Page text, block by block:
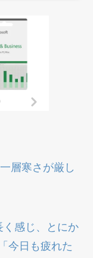
層寒さが厳し
く感じ、とにか
今日も疲れた